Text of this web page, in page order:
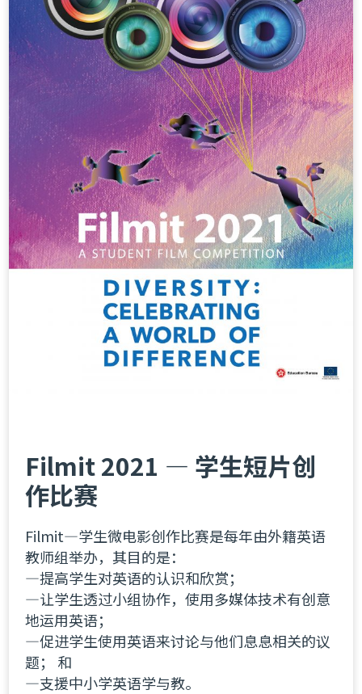
Filmit 2021 — 学生短片创
作比赛
Filmit—学生微电影创作比赛是每年由外籍英语
教师组举办，其目的是：
—提高学生对英语的认识和欣赏；
—让学生透过小组协作，使用多媒体技术有创意
地运用英语；
—促进学生使用英语来讨论与他们息息相关的议
题； 和
—支援中小学英语学与教。